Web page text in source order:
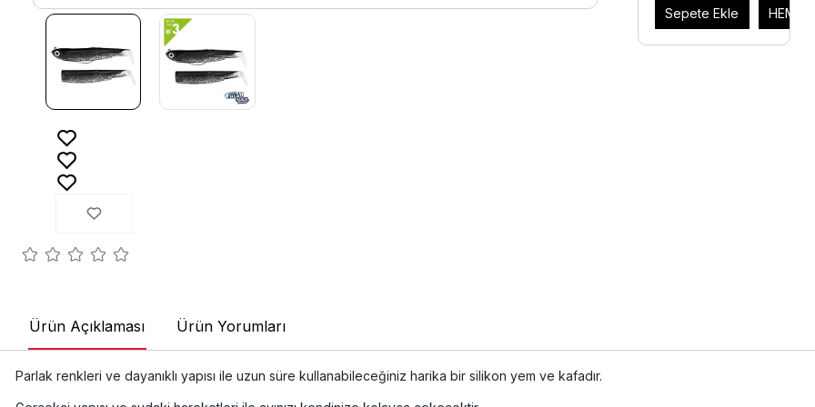
Sepete Ekle HEMEN
Ürün Açıklaması Ürün Yorumları
Parlak renkleri ve dayanıklı yapısı ile uzun süre kullanabileceğiniz harika bir silikon yem ve kafadır.